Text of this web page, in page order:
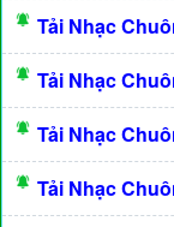
Tải Nhạc
Tải Nhạc
Tải Nhạc
Tải Nhạc